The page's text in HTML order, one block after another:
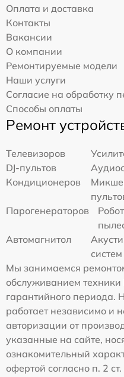
Оплата и доставка
Контакты
Вакансии
О компании
Ремонтируемые модели
Наши услуги
Согласие на обработку
Способы оплаты
Ремонт
Телевизоров
DJ-пультов
Кондиционеров
Парогенераторов
Автомагнитол
систем
Мы занимаемся
обслуживанием техники
гарантийного периода.
работает независимо и
авторизации от
указанные на сайте,
ознакомительный
офертой согласно п. 2